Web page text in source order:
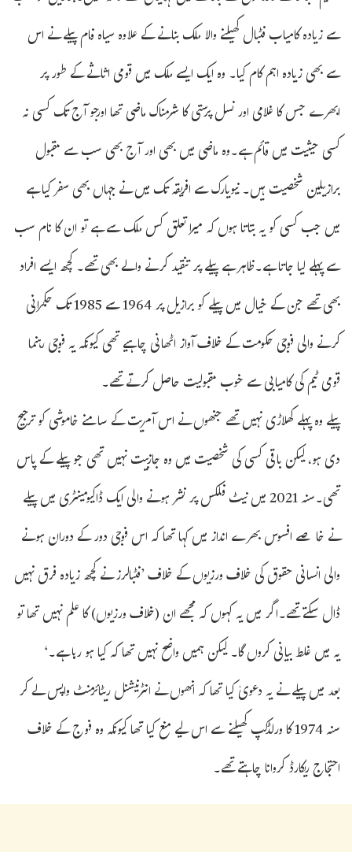
سے زیادہ کامیاب فٹبال کھیلنے والا ملک بنانے کے علاوہ سیاہ فام پیلے نے اس
سے بھی زیادہ اہم کام کیا۔ وہ ایک ایسے ملک میں قومی اثاثے کے طور پر
ابھرے جس کا غلامی اور نسل پرستی کا شرمناک ماضی تھا اورجو آج تک کسی نہ
کسی حیثیت میں قائم ہے۔وہ ماضی میں بھی اور آج بھی سب سے مقبول
برازیلین شخصیت ہیں۔ نیویارک سے افریقہ تک میں نے جہاں بھی سفر کیا ہے
میں جب کسی کو یہ بتاتا ہوں کہ میرا تعلق کس ملک سے ہے تو ان کا نام سب
سے پہلے لیا جاتا ہے۔ظاہر ہے پیلے پر تنقید کرنے والے بھی تھے۔ کچھ ایسے افراد
بھی تھے جن کے خیال میں پیلے کو برازیل پر 1964 سے 1985 تک حکمرانی
کرنے والی فوجی حکومت کے خلاف آواز اٹھانی چاہیے تھی کیونکہ یہ فوجی رہنما
قومی ٹیم کی کامیابی سے خوب مقبولیت حاصل کرتے تھے۔
پیلے وہ پہلے کھلاڑی نہیں تھے جنھوں نے اس آمریت کے سامنے خاموشی کو ترجیح
دی ہو، لیکن باقی کسی کی شخصیت میں وہ جازبیت نہیں تھی جو پیلے کے پاس
تھی۔سنہ 2021 میں نیٹ فلکس پر نشر ہونے والی ایک ڈاکیومینٹری میں پیلے
نے خاصے افسوس بھرے انداز میں کہا تھا کہ اس فوجی دور کے دوران ہونے
والی انسانی حقوق کی خلاف ورزیوں کے خلاف ’فٹبالرز نے کچھ زیادہ فرق نہیں
ڈال سکتے تھے۔اگر میں یہ کہوں کہ مجھے ان (خلاف ورزیوں) کا علم نہیں تھا تو
یہ میں غلط بیانی کروں گا۔ لیکن ہمیں واضح نہیں تھا کہ کیا ہو رہا ہے۔‘
بعد میں پیلے نے یہ دعویٰ کیا تھا کہ انھوں نے انٹرنیشنل ریٹائرمنٹ واپس لے کر
سنہ 1974 کا ورلڈکپ کھیلنے سے اس لیے منع کیا تھا کیونکہ وہ فوج کے خلاف
احتجاج ریکارڈ کروانا چاہتے تھے۔